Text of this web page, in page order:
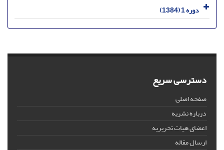
دوره 1 (1384)
دسترسی سریع
صفحه اصلی
درباره نشریه
اعضای هیات تحریریه
ارسال مقاله